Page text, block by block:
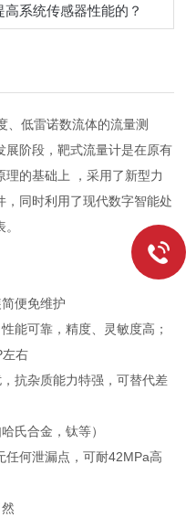
系统传感器性能的？
、低雷诺数流体的流量测
展阶段，靶式流量计是在原有
的基础上 ，采用了新型力
，同时利用了现代数字智能处
便免维护
能可靠，精度、灵敏度高；
右
抗杂质能力特强，可替代差
氏合金，钛等）
任何泄漏点，可耐42MPa高